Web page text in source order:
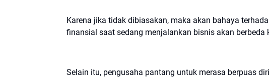
Karena jika tidak dibiasakan, maka akan bahaya
finansial saat sedang menjalankan bisnis akan
Selain itu, pengusaha pantang untuk merasa berpuas